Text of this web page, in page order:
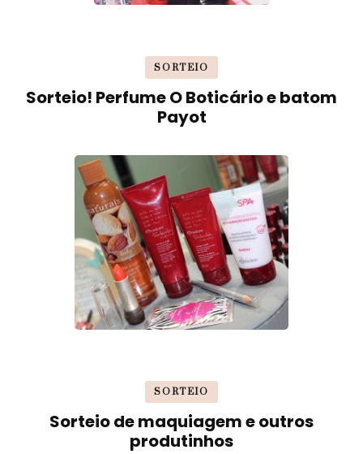
SORTEIO
Sorteio! Perfume O Boticário e batom
Payot
SORTEIO
Sorteio de maquiagem e outros
produtinhos